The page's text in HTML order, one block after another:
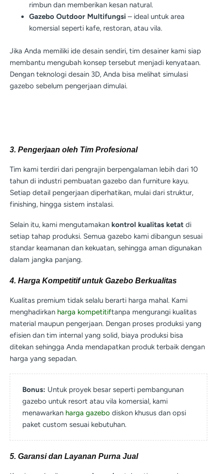
rimbun dan memberikan kesan natural.
Gazebo Outdoor Multifungsi – ideal untuk area
komersial seperti kafe, restoran, atau vila.
Jika Anda memiliki ide desain sendiri, tim desainer kami siap
membantu mengubah konsep tersebut menjadi kenyataan.
Dengan teknologi desain 3D, Anda bisa melihat simulasi
gazebo sebelum pengerjaan dimulai.
3. Pengerjaan oleh Tim Profesional
Tim kami terdiri dari pengrajin berpengalaman lebih dari 10
tahun di industri pembuatan gazebo dan furniture kayu.
Setiap detail pengerjaan diperhatikan, mulai dari struktur,
finishing, hingga sistem instalasi.
Selain itu, kami mengutamakan kontrol kualitas ketat di
setiap tahap produksi. Semua gazebo kami dibangun sesuai
standar keamanan dan kekuatan, sehingga aman digunakan
dalam jangka panjang.
4. Harga Kompetitif untuk Gazebo Berkualitas
Kualitas premium tidak selalu berarti harga mahal. Kami
menghadirkan harga kompetitiftanpa mengurangi kualitas
material maupun pengerjaan. Dengan proses produksi yang
efisien dan tim internal yang solid, biaya produksi bisa
ditekan sehingga Anda mendapatkan produk terbaik dengan
harga yang sepadan.
Bonus: Untuk proyek besar seperti pembangunan
gazebo untuk resort atau vila komersial, kami
menawarkan harga gazebo diskon khusus dan opsi
paket custom sesuai kebutuhan.
5. Garansi dan Layanan Purna Jual